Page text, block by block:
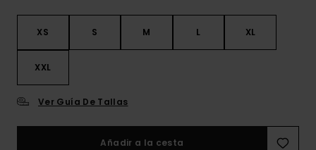
XS S M L XL
XXL
Ver Guía De Tallas
Añadir a la cesta